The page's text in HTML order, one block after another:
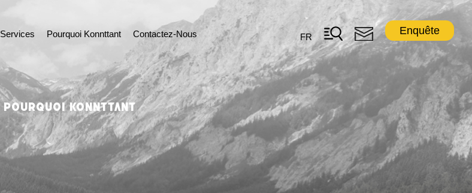
Services Pourquoi Konnttant Contactez-Nous FR
Enquête
POURQUOI KONNTTANT